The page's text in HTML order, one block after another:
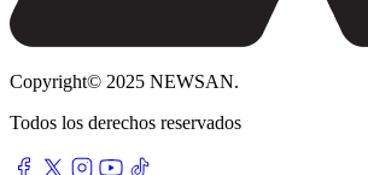
Copyright© 2025 NEWSAN.
Todos los derechos reservados